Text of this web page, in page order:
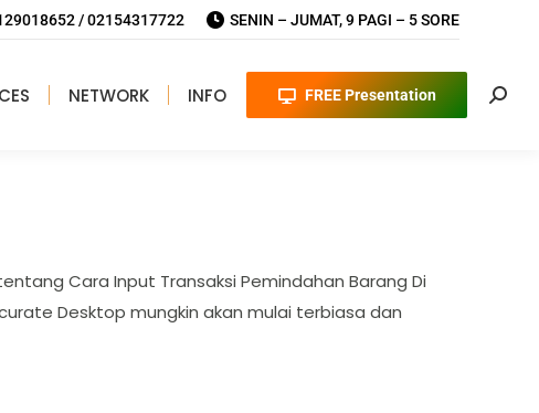
/ 02154317722 SENIN – JUMAT, 9 PAGI – 5 SORE
NETWORK INFO FREE Presentation
Cara Input Transaksi Pemindahan Barang Di
Desktop mungkin akan mulai terbiasa dan